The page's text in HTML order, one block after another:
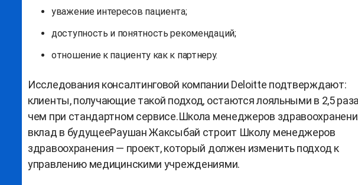
уважение интересов пациента;
доступность и понятность рекомендаций;
отношение к пациенту как к партнеру.
Исследования консалтинговой компании Deloitte подтверждают:
клиенты, получающие такой подход, остаются лояльными в 2,5
чем при стандартном сервисе.Школа менеджеров
вклад в будущееРаушан Жаксыбай строит Школу менеджеров
здравоохранения — проект, который должен изменить подход к
управлению медицинскими учреждениями.